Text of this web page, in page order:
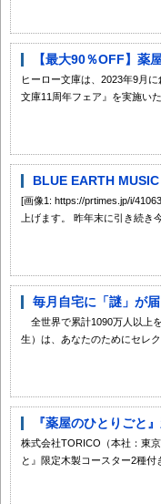
【最大90％OFF】薬
ヒーロー文庫は、2023年9月
文庫11周年フェア』を実施い
BLUE EARTH
[画像1: https://prtimes.jp/i/
上げます。 昨年末に引き続き
毎月自宅に「謎」が
全世界で累計1090万人以上
生）は、あなたのためにセレ
『薬屋のひとりごと
株式会社TORICO（本社：東
と』限定木製コースター2種